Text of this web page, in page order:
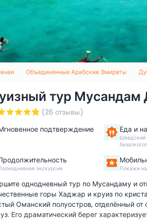
Объединенные Арабские Эмираты
тур Мусандам
(26 отзывы)
подтверждение
Еда и
Шведский
экскурсия Покажи
однодневный тур по Мусандаму и
горы Хаджар и круиз по
Оманский полуостров, отделённый
Его драматический берег